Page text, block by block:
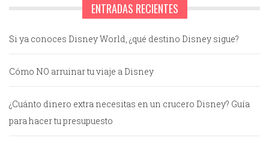
ENTRADAS RECIENTES
Si ya conoces Disney World, ¿qué destino Disney sigue?
Cómo NO arruinar tu viaje a Disney
¿Cuánto dinero extra necesitas en un crucero Disney? Guía
para hacer tu presupuesto